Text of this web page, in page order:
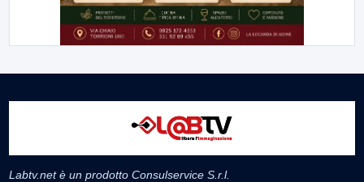
Labtv.net è un prodotto Consulservice S.r.l.